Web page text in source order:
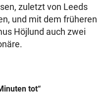
zuletzt von Leeds
und mit dem früheren
Höjlund auch zwei
tot“